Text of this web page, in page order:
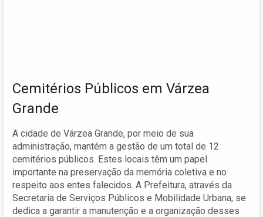
Cemitérios Públicos em Várzea
Grande
A cidade de Várzea Grande, por meio de sua
administração, mantém a gestão de um total de 12
cemitérios públicos. Estes locais têm um papel
importante na preservação da memória coletiva e no
respeito aos entes falecidos. A Prefeitura, através da
Secretaria de Serviços Públicos e Mobilidade Urbana, se
dedica a garantir a manutenção e a organização desses